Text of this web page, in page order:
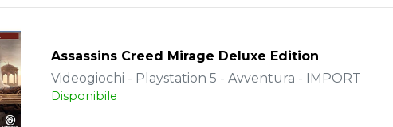
Assassins Creed Mirage Deluxe Edition
Videogiochi - Playstation 5 - Avventura - IMPORT
Disponibile